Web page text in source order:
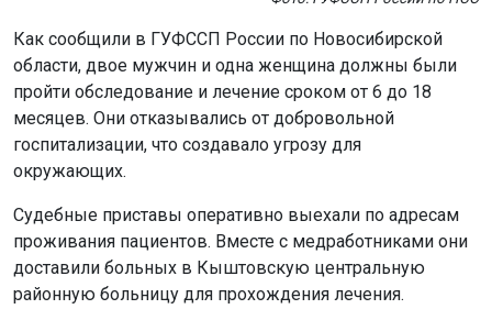
Как сообщили в ГУФССП России по Новосибирской
области, двое мужчин и одна женщина должны были
пройти обследование и лечение сроком от 6 до 18
месяцев. Они отказывались от добровольной
госпитализации, что создавало угрозу для
окружающих.
Судебные приставы оперативно выехали по адресам
проживания пациентов. Вместе с медработниками они
доставили больных в Кыштовскую центральную
районную больницу для прохождения лечения.